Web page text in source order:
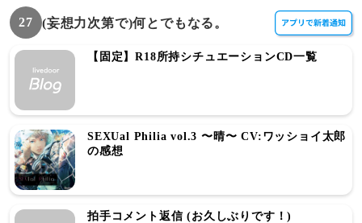
27 (妄想力次第で)何とでもなる。
【固定】R18所持シチュエーションCD一覧
SEXUal Philia vol.3 〜晴〜 CV:ワッショイ太郎
の感想
拍手コメント返信 (お久しぶりです！)